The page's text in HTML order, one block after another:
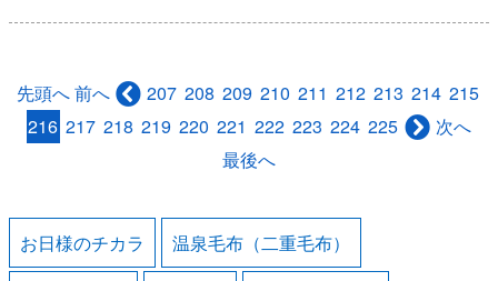
先頭へ前へ 207 208 209 210 211 212 213 214 215
216 217 218 219 220 221 222 223 224 225
次へ
最後へ
お日様のチカラ 温泉毛布（二重毛布）